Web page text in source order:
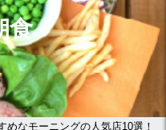
食
なモーニングの人気店10選！